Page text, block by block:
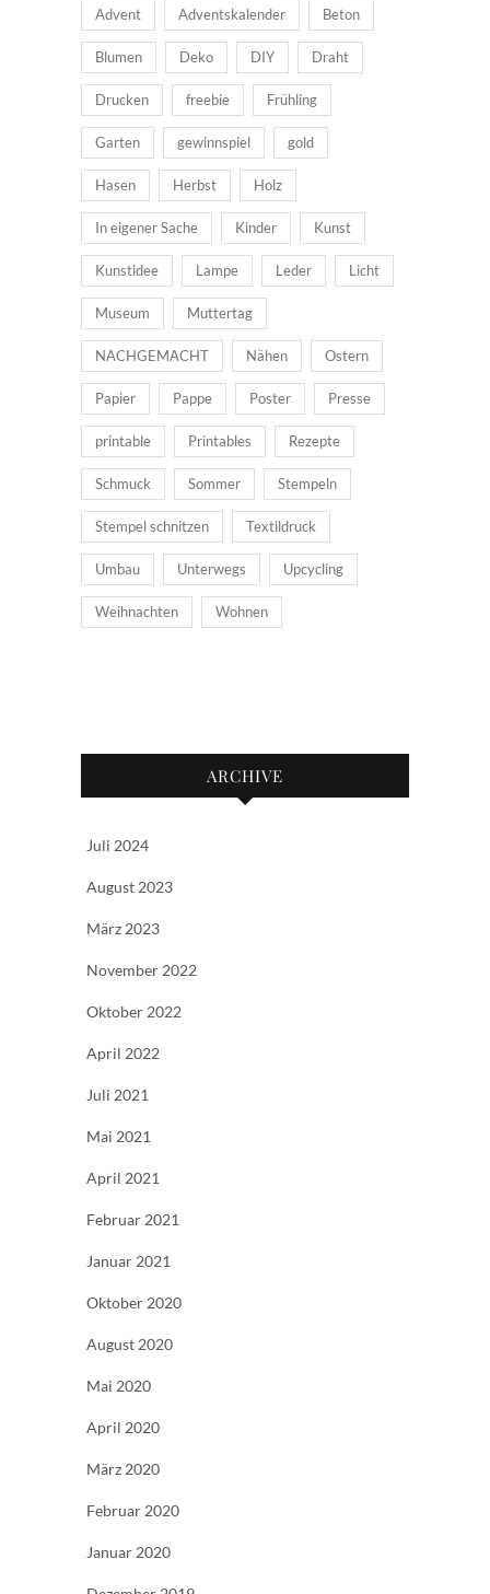
Advent Adventskalender Beton
Blumen Deko DIY Draht
Drucken freebie Frühling
Garten gewinnspiel gold
Hasen Herbst Holz
In eigener Sache Kinder Kunst
Kunstidee Lampe Leder Licht
Museum Muttertag
NACHGEMACHT Nähen Ostern
Papier Pappe Poster Presse
printable Printables Rezepte
Schmuck Sommer Stempeln
Stempel schnitzen Textildruck
Umbau Unterwegs Upcycling
Weihnachten Wohnen
ARCHIVE
Juli 2024
August 2023
März 2023
November 2022
Oktober 2022
April 2022
Juli 2021
Mai 2021
April 2021
Februar 2021
Januar 2021
Oktober 2020
August 2020
Mai 2020
April 2020
März 2020
Februar 2020
Januar 2020